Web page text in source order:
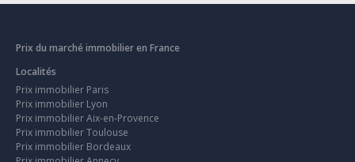
Prix du marché immobilier en France
Localités
Prix immobilier Paris
Prix immobilier Lyon
Prix immobilier Aix-en-Provence
Prix immobilier Toulouse
Prix immobilier Bordeaux